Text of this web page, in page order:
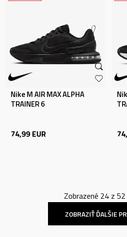
Nike M AIR MAX ALPHA
TRAINER 6
74,99 EUR
Zobrazené 24 z 52
ZOBRAZIŤ ĎALŠIE